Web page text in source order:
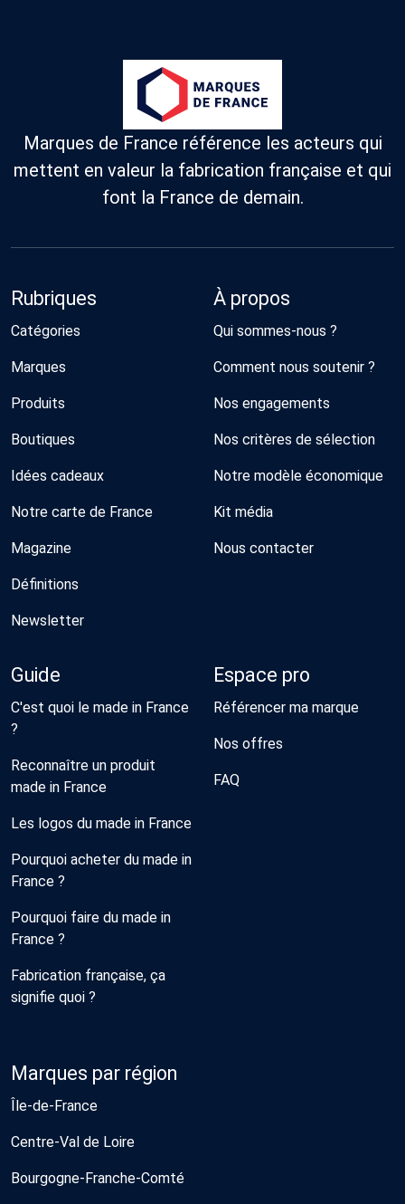
Marques de France référence les acteurs qui
mettent en valeur la fabrication française et qui
font la France de demain.
Rubriques
Catégories
Marques
Produits
Boutiques
Idées cadeaux
Notre carte de France
Magazine
Définitions
Newsletter
À propos
Qui sommes-nous ?
Comment nous soutenir ?
Nos engagements
Nos critères de sélection
Notre modèle économique
Kit média
Nous contacter
Guide
C'est quoi le made in France
?
Reconnaître un produit
made in France
Les logos du made in France
Pourquoi acheter du made in
France ?
Pourquoi faire du made in
France ?
Fabrication française, ça
signifie quoi ?
Espace pro
Référencer ma marque
Nos offres
FAQ
Marques par région
Île-de-France
Centre-Val de Loire
Bourgogne-Franche-Comté